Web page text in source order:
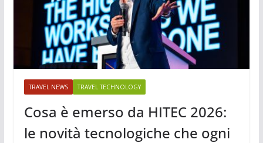
TRAVEL NEWS TRAVEL TECHNOLOGY
Cosa è emerso da HITEC 2026:
le novità tecnologiche che ogni